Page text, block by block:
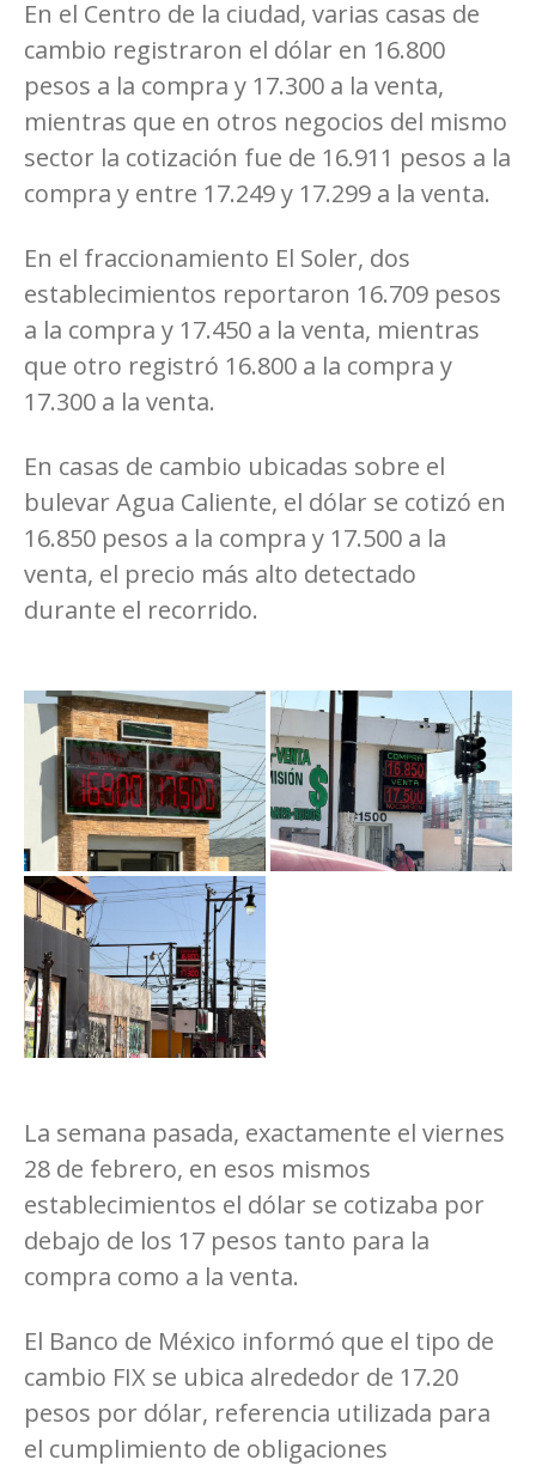
En el Centro de la ciudad, varias casas de
cambio registraron el dólar en 16.800
pesos a la compra y 17.300 a la venta,
mientras que en otros negocios del mismo
sector la cotización fue de 16.911 pesos a la
compra y entre 17.249 y 17.299 a la venta.
En el fraccionamiento El Soler, dos
establecimientos reportaron 16.709 pesos
a la compra y 17.450 a la venta, mientras
que otro registró 16.800 a la compra y
17.300 a la venta.
En casas de cambio ubicadas sobre el
bulevar Agua Caliente, el dólar se cotizó en
16.850 pesos a la compra y 17.500 a la
venta, el precio más alto detectado
durante el recorrido.
La semana pasada, exactamente el viernes
28 de febrero, en esos mismos
establecimientos el dólar se cotizaba por
debajo de los 17 pesos tanto para la
compra como a la venta.
El Banco de México informó que el tipo de
cambio FIX se ubica alrededor de 17.20
pesos por dólar, referencia utilizada para
el cumplimiento de obligaciones